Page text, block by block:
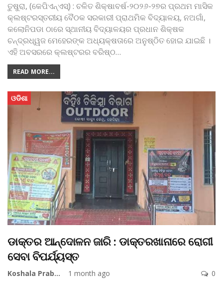
ତୁଷୁରା, (କେପିଏନ୍‌ଏସ୍‌) : ଚଳିତ ଶିକ୍ଷାବର୍ଷ-୨୦୨୬-୨୭ର ପ୍ରଥମ ମାସିକ
କ୍ଲଷ୍ଟରସ୍ତରୀୟ ବୈଠକ ସରକାରୀ ପ୍ରାଥମିକ ବିଦ୍ୟାଳୟ, ନଅଗାଁ,
କଲୋନିପଡା ଠାରେ ସ୍ଥାନୀୟ ବିଦ୍ୟାଳୟର ପ୍ରଧାନ ଶିକ୍ଷକ
ଚନ୍ଦ୍ରଧ୍ୱଜ ମେହେରଙ୍କ ଅଧ୍ୟକ୍ଷତାରେ ଅନୁଷ୍ଠିତ ହୋଇ ଯାଇଛି ।
ଏହି ଅବସରରେ କ୍ଲଷ୍ଟରର ବରିଷ୍ଠ…
READ MORE...
ଓଡିଶା
ଡାକ୍ତର ଆନ୍ଦୋଳନ ଜାରି : ଡାକ୍ତରଖାନାରେ ରୋଗୀ
ସେବା ବିପର୍ଯ୍ୟସ୍ତ
Koshala Prabaha 1 month ago 0